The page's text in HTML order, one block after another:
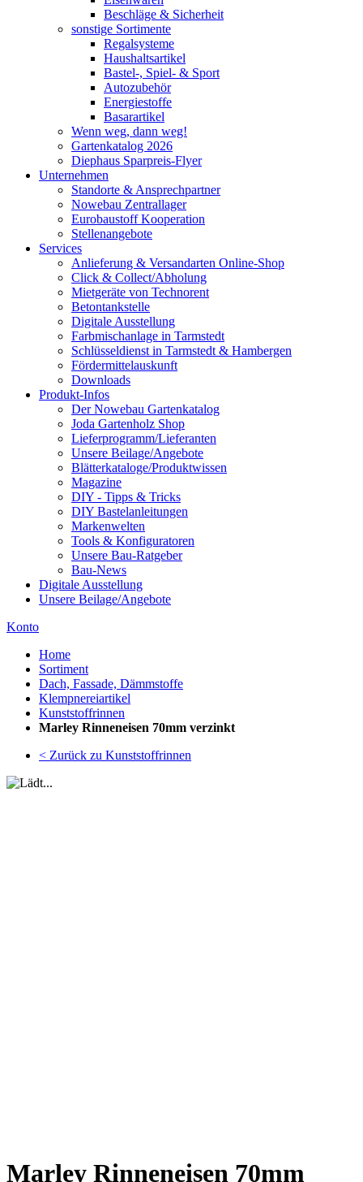
Beschläge & Sicherheit
sonstige Sortimente
Regalsysteme
Haushaltsartikel
Bastel-, Spiel- & Sport
Autozubehör
Energiestoffe
Basarartikel
Wenn weg, dann weg!
Gartenkatalog 2026
Diephaus Sparpreis-Flyer
Unternehmen
Standorte & Ansprechpartner
Nowebau Zentrallager
Eurobaustoff Kooperation
Stellenangebote
Services
Anlieferung & Versandarten Online-Shop
Click & Collect/Abholung
Mietgeräte von Technorent
Betontankstelle
Digitale Ausstellung
Farbmischanlage in Tarmstedt
Schlüsseldienst in Tarmstedt & Hambergen
Fördermittelauskunft
Downloads
Produkt-Infos
Der Nowebau Gartenkatalog
Joda Gartenholz Shop
Lieferprogramm/Lieferanten
Unsere Beilage/Angebote
Blätterkataloge/Produktwissen
Magazine
DIY - Tipps & Tricks
DIY Bastelanleitungen
Markenwelten
Tools & Konfiguratoren
Unsere Bau-Ratgeber
Bau-News
Digitale Ausstellung
Unsere Beilage/Angebote
Konto
Home
Sortiment
Dach, Fassade, Dämmstoffe
Klempnereiartikel
Kunststoffrinnen
Marley Rinneneisen 70mm verzinkt
< Zurück zu Kunststoffrinnen
Marley Rinneneisen 70mm